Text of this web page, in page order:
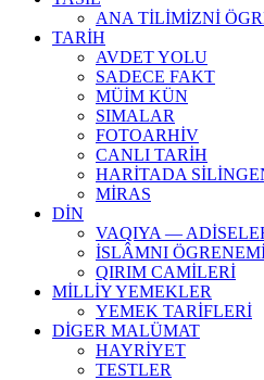
ANA TİLİMİZNİ
TARİH
AVDET YOLU
SADECE FAKT
MÜİM KÜN
SIMАLAR
FOTOARHİV
CANLI TARİH
HARİTADA
MİRAS
DİN
VAQIYA —
İSLÂMNI
QIRIM CAMİLERİ
MİLLİY YEMEKLER
YEMEK TARİFLERİ
DİGER MALÜMAT
HAYRİYET
TESTLER